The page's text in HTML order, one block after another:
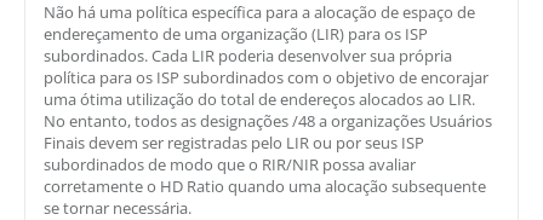
Não há uma política específica para a alocação de espaço de
endereçamento de uma organização (LIR) para os ISP
subordinados. Cada LIR poderia desenvolver sua própria
política para os ISP subordinados com o objetivo de encorajar
uma ótima utilização do total de endereços alocados ao LIR.
No entanto, todos as designações /48 a organizações Usuários
Finais devem ser registradas pelo LIR ou por seus ISP
subordinados de modo que o RIR/NIR possa avaliar
corretamente o HD Ratio quando uma alocação subsequente
se tornar necessária.